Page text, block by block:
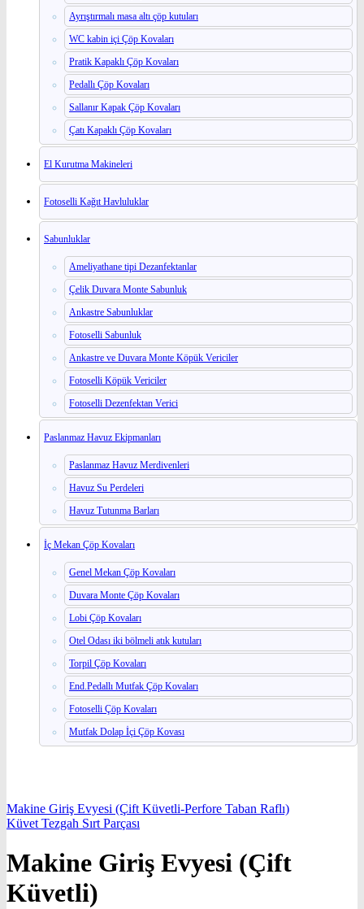
Ayrıştırmalı masa altı çöp kutuları
WC kabin içi Çöp Kovaları
Pratik Kapaklı Çöp Kovaları
Pedallı Çöp Kovaları
Sallanır Kapak Çöp Kovaları
Çatı Kapaklı Çöp Kovaları
El Kurutma Makineleri
Fotoselli Kağıt Havluluklar
Sabunluklar
Ameliyathane tipi Dezanfektanlar
Çelik Duvara Monte Sabunluk
Ankastre Sabunluklar
Fotoselli Sabunluk
Ankastre ve Duvara Monte Köpük Vericiler
Fotoselli Köpük Vericiler
Fotoselli Dezenfektan Verici
Paslanmaz Havuz Ekipmanları
Paslanmaz Havuz Merdivenleri
Havuz Su Perdeleri
Havuz Tutunma Barları
İç Mekan Çöp Kovaları
Genel Mekan Çöp Kovaları
Duvara Monte Çöp Kovaları
Lobi Çöp Kovaları
Otel Odası iki bölmeli atık kutuları
Torpil Çöp Kovaları
End.Pedallı Mutfak Çöp Kovaları
Fotoselli Çöp Kovaları
Mutfak Dolap İçi Çöp Kovası
Makine Giriş Evyesi (Çift Küvetli-Perfore Taban Raflı)
Küvet Tezgah Sırt Parçası
Makine Giriş Evyesi (Çift
Küvetli)